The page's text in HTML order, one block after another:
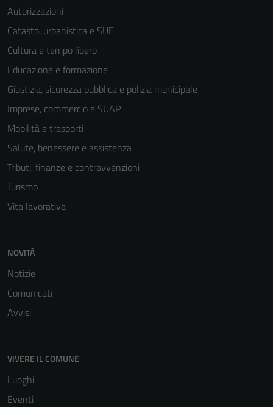
Autorizzazioni
Catasto, urbanistica e SUE
Cultura e tempo libero
Educazione e formazione
Giustizia, sicurezza pubblica e polizia municipale
Imprese, commercio e SUAP
Mobilità e trasporti
Salute, benessere e assistenza
Tributi, finanze e contravvenzioni
Turismo
Vita lavorativa
NOVITÀ
Notizie
Comunicati
Avvisi
VIVERE IL COMUNE
Luoghi
Eventi